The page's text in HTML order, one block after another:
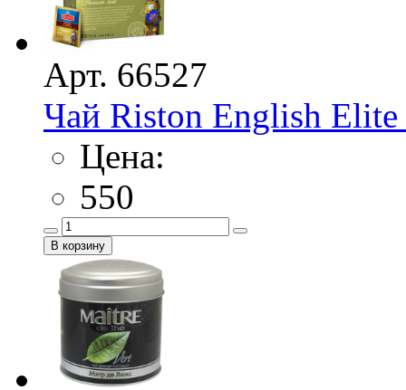
Арт. 66527
Чай Riston Еnglish Еlite
Цена:
550